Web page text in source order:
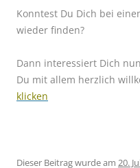
Konntest Du Dich bei
wieder finden?
Dann interessiert Dich
Du mit allem herzlich
klicken
Dieser Beitrag wurde am 20.